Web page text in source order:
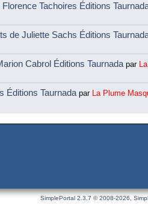
Tachoires Éditions
de Juliette Sachs Éditions
Cabrol Éditions Taurnada par
Éditions Taurnada par La Plume
SimplePortal 2.3.7 © 2008-2026,